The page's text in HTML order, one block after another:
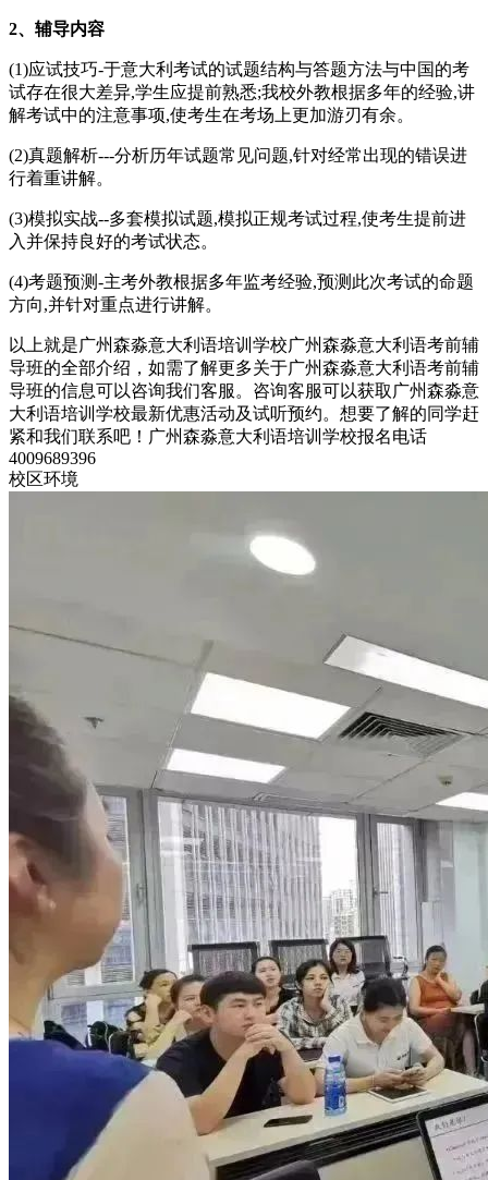
2、辅导内容
(1)应试技巧-于意大利考试的试题结构与答题方法与中国的考
试存在很大差异,学生应提前熟悉;我校外教根据多年的经验,讲
解考试中的注意事项,使考生在考场上更加游刃有余。
(2)真题解析---分析历年试题常见问题,针对经常出现的错误进
行着重讲解。
(3)模拟实战--多套模拟试题,模拟正规考试过程,使考生提前进
入并保持良好的考试状态。
(4)考题预测-主考外教根据多年监考经验,预测此次考试的命题
方向,并针对重点进行讲解。
以上就是广州森淼意大利语培训学校广州森淼意大利语考前辅
导班的全部介绍，如需了解更多关于广州森淼意大利语考前辅
导班的信息可以咨询我们客服。咨询客服可以获取广州森淼意
大利语培训学校最新优惠活动及试听预约。想要了解的同学赶
紧和我们联系吧！广州森淼意大利语培训学校报名电话
4009689396
校区环境